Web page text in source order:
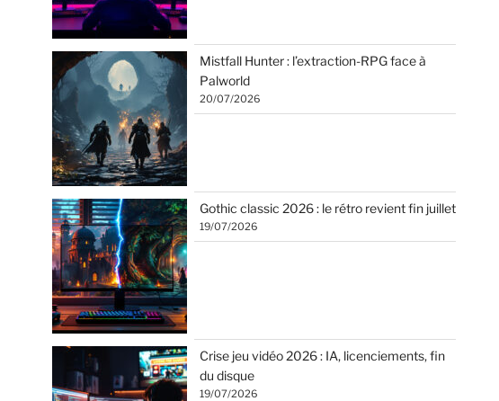
Mistfall Hunter : l’extraction-RPG face à
Palworld
20/07/2026
Gothic classic 2026 : le rétro revient fin juillet
19/07/2026
Crise jeu vidéo 2026 : IA, licenciements, fin
du disque
19/07/2026